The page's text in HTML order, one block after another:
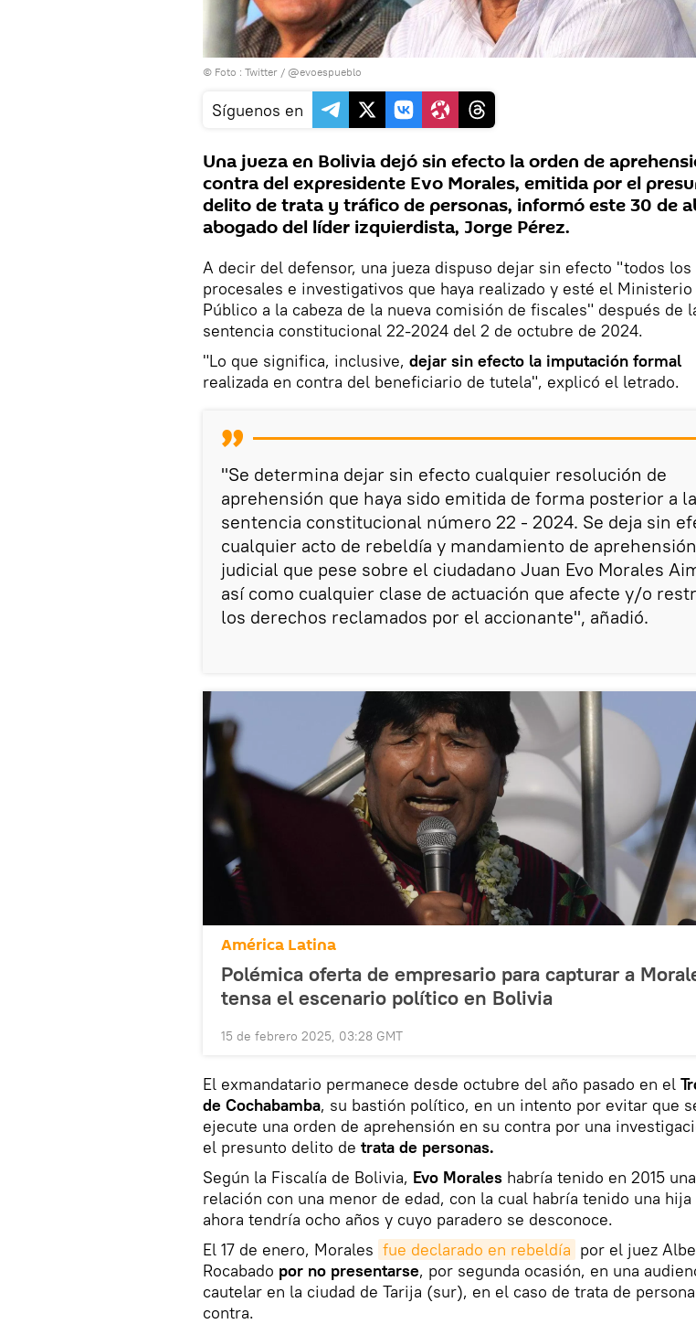
© Foto : Twitter / @evoespueblo
Síguenos en
Una jueza en Bolivia dejó sin efecto la orden de
contra del expresidente Evo Morales, emitida por el
delito de trata y tráfico de personas, informó este 30 de
abogado del líder izquierdista, Jorge Pérez.
A decir del defensor, una jueza dispuso dejar sin efecto "todos los
procesales e investigativos que haya realizado y esté el Ministerio
Público a la cabeza de la nueva comisión de fiscales" después de
sentencia constitucional 22-2024 del 2 de octubre de 2024.
"Lo que significa, inclusive, dejar sin efecto la imputación formal
realizada en contra del beneficiario de tutela", explicó el letrado.
"Se determina dejar sin efecto cualquier resolución de
aprehensión que haya sido emitida de forma posterior a la
sentencia constitucional número 22 - 2024. Se deja sin
cualquier acto de rebeldía y mandamiento de aprehensión
judicial que pese sobre el ciudadano Juan Evo Morales
así como cualquier clase de actuación que afecte y/o
los derechos reclamados por el accionante", añadió.
América Latina
Polémica oferta de empresario para capturar a
tensa el escenario político en Bolivia
15 de febrero 2025, 03:28 GMT
El exmandatario permanece desde octubre del año pasado en el
de Cochabamba, su bastión político, en un intento por evitar que
ejecute una orden de aprehensión en su contra por una
el presunto delito de trata de personas.
Según la Fiscalía de Bolivia, Evo Morales habría tenido en 2015 una
relación con una menor de edad, con la cual habría tenido una hija
ahora tendría ocho años y cuyo paradero se desconoce.
El 17 de enero, Morales fue declarado en rebeldía por el juez
Rocabado por no presentarse, por segunda ocasión, en una
cautelar en la ciudad de Tarija (sur), en el caso de trata de
contra.